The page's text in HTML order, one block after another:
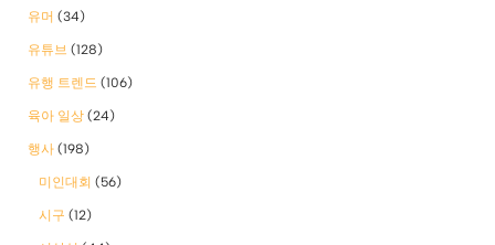
유머 (34)
유튜브 (128)
유행 트렌드 (106)
육아 일상 (24)
행사 (198)
미인대회 (56)
시구 (12)